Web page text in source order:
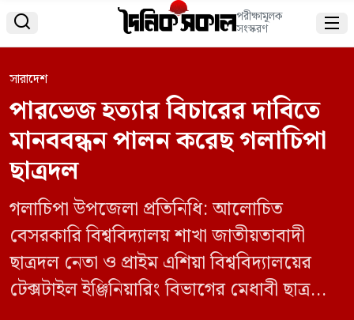
 পরীক্ষামূলক
সংস্করণ 
সারাদেশ
পারভেজ হত্যার বিচারের দাবিতে
মানববন্ধন পালন করেছ গলাচিপা
ছাত্রদল
গলাচিপা উপজেলা প্রতিনিধি: আলোচিত
বেসরকারি বিশ্ববিদ্যালয় শাখা জাতীয়তাবাদী
ছাত্রদল নেতা ও প্রাইম এশিয়া বিশ্ববিদ্যালয়ের
টেক্সটাইল ইঞ্জিনিয়ারিং বিভাগের মেধাবী ছাত্র